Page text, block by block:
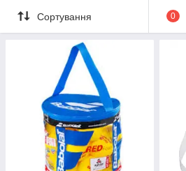
Сортування 0